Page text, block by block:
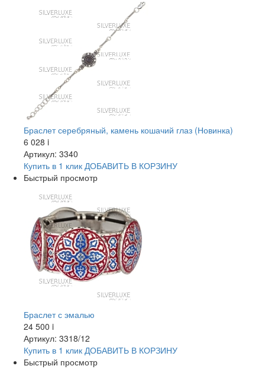
Браслет серебряный, камень кошачий глаз (Новинка)
6 028 i
Артикул: 3340
Купить в 1 клик ДОБАВИТЬ В КОРЗИНУ
Быстрый просмотр
Браслет с эмалью
24 500 i
Артикул: 3318/12
Купить в 1 клик ДОБАВИТЬ В КОРЗИНУ
Быстрый просмотр